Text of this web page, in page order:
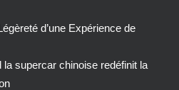
d’une Expérience de
supercar chinoise redéfinit la